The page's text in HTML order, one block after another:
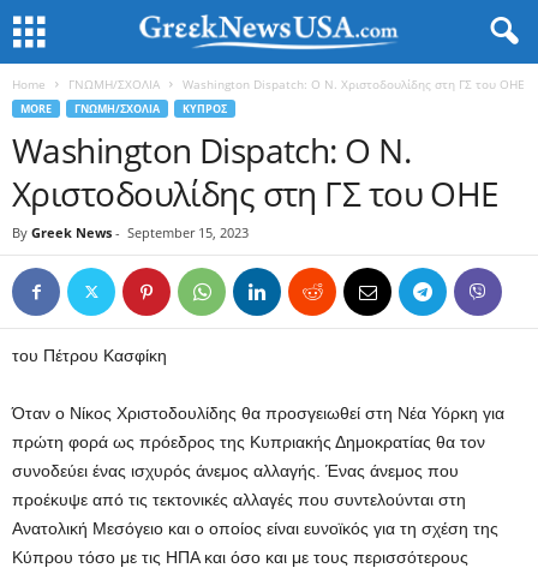
Home ΓΝΩΜΗ/ΣΧΟΛΙΑ Washington Dispatch: Ο Ν. Χριστοδουλίδης στη ΓΣ του ΟΗΕ
MORE ΓΝΩΜΗ/ΣΧΟΛΙΑ ΚΥΠΡΟΣ
Washington Dispatch: Ο Ν.
Χριστοδουλίδης στη ΓΣ του ΟΗΕ
By Greek News - September 15, 2023
του Πέτρου Κασφίκη
Όταν ο Νίκος Χριστοδουλίδης θα προσγειωθεί στη Νέα Υόρκη για
πρώτη φορά ως πρόεδρος της Κυπριακής Δημοκρατίας θα τον
συνοδεύει ένας ισχυρός άνεμος αλλαγής. Ένας άνεμος που
προέκυψε από τις τεκτονικές αλλαγές που συντελούνται στη
Ανατολική Μεσόγειο και ο οποίος είναι ευνοϊκός για τη σχέση της
Κύπρου τόσο με τις ΗΠΑ και όσο και με τους περισσότερους